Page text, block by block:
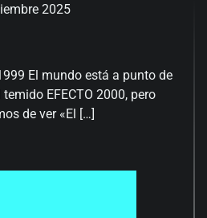
2025
El mundo está a punto de
EFECTO 2000, pero
de ver «El […]